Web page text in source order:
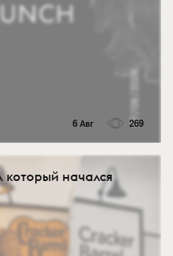
6 Авг 269
который начался